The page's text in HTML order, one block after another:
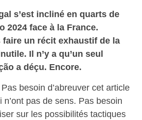
s’est incliné en quarts de
2024 face à la France.
faire un récit exhaustif de la
Il n’y a qu’un seul
a déçu. Encore.
besoin d’abreuver cet article
pas de sens. Pas besoin
sur les possibilités tactiques